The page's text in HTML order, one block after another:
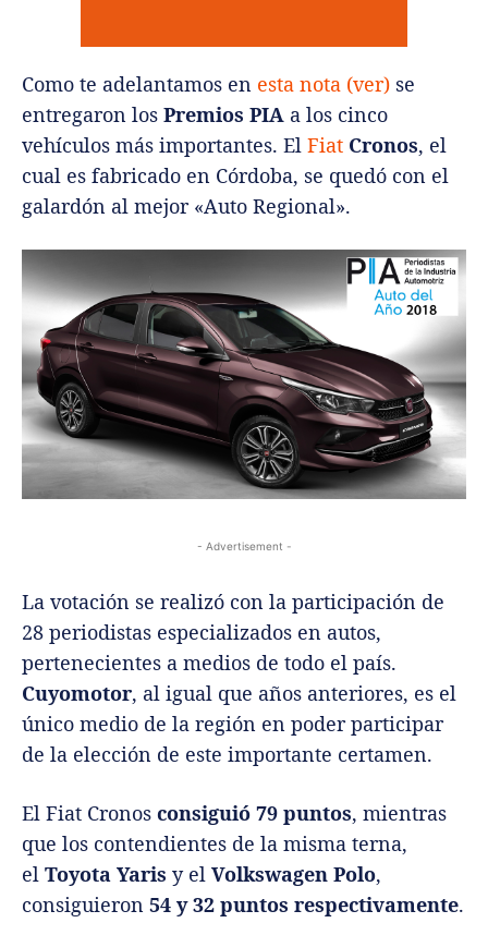
Como te adelantamos en esta nota (ver) se
entregaron los Premios PIA a los cinco
vehículos más importantes. El Fiat Cronos, el
cual es fabricado en Córdoba, se quedó con el
galardón al mejor «Auto Regional».
- Advertisement -
La votación se realizó con la participación de
28 periodistas especializados en autos,
pertenecientes a medios de todo el país.
Cuyomotor, al igual que años anteriores, es el
único medio de la región en poder participar
de la elección de este importante certamen.
El Fiat Cronos consiguió 79 puntos, mientras
que los contendientes de la misma terna,
el Toyota Yaris y el Volkswagen Polo,
consiguieron 54 y 32 puntos respectivamente.